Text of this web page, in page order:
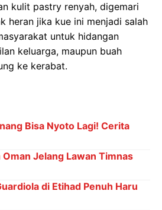
kulit pastry renyah, digemari
heran jika kue ini menjadi salah
untuk hidangan
keluarga, maupun buah
ke kerabat.
Bisa Nyoto Lagi! Cerita
Jelang Lawan Timnas
di Etihad Penuh Haru